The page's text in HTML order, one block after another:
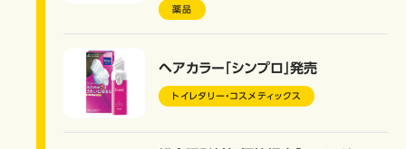
薬品
ヘアカラー「シンプロ」発売
トイレタリー・コスメティックス